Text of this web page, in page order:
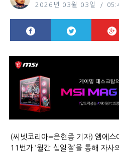
2026년 03월 03일
(씨넷코리아=윤현종 기자) 엠에스
11번가 ‘월간 십일절’을 통해 자